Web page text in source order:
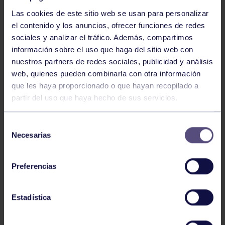
Las cookies de este sitio web se usan para personalizar
el contenido y los anuncios, ofrecer funciones de redes
sociales y analizar el tráfico. Además, compartimos
información sobre el uso que haga del sitio web con
nuestros partners de redes sociales, publicidad y análisis
web, quienes pueden combinarla con otra información
que les haya proporcionado o que hayan recopilado a
partir del uso que haya hecho de sus servicios.
Necesarias
Preferencias
Estadística
Voleibol
CAMPEONAS DE ASTURIAS
Voleibol